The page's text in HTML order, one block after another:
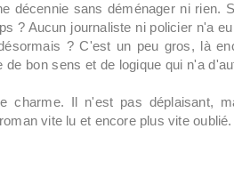
décennie sans déménager ni rien.
? Aucun journaliste ni policier n'a
? C'est un peu gros, là
bon sens et de logique qui n'a
charme. Il n'est pas déplaisant,
vite lu et encore plus vite oublié.